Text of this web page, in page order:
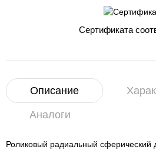
Сертификата
Описание
Аналоги
Роликовый радиальный сферический